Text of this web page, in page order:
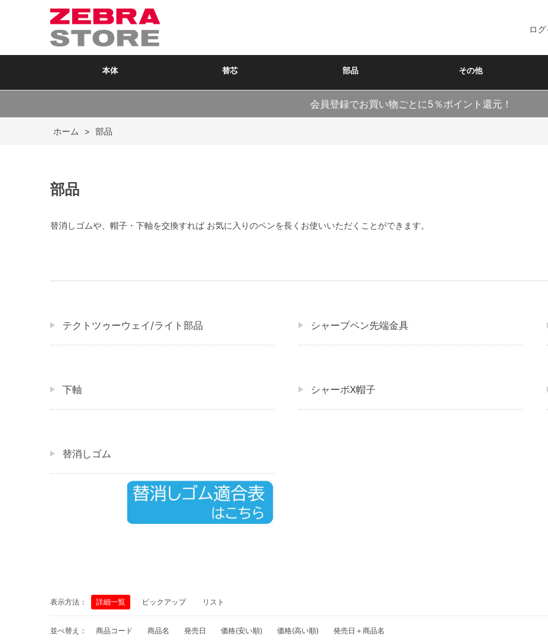
ロ
本体 替芯 部品 その他
会員登録でお買い物ごとに5％ポイント還元！
ホーム > 部品
部品
替消しゴムや、帽子・下軸を交換すれば お気に入りのペンを長くお使いいただくことができます。
テクトツゥーウェイ/ライト部品 シャープペン先端金具
下軸 シャーボX帽子
替消しゴム
表示方法： 詳細一覧 ピックアップ リスト
並べ替え： 商品コード 商品名 発売日 価格(安い順) 価格(高い順) 発売日＋商品名